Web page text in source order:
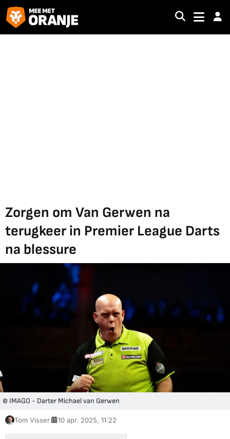
Zorgen om Van Gerwen na
terugkeer in Premier League Darts
na blessure
© IMAGO - Darter Michael van Gerwen
Tom Visser 10 apr. 2025, 11:22